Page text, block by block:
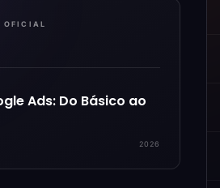
OFICIAL
Ads: Do Básico ao
2026